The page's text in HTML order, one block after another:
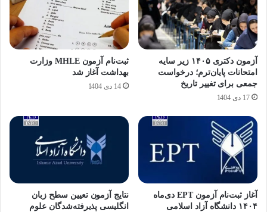
آزمون دکتری ۱۴۰۵ زیر سایه
امتحانات پایان‌ترم؛ درخواست
جمعی برای تغییر تاریخ
17 دی 1404
ثبت‌نام آزمون MHLE وزارت
بهداشت آغاز شد
14 دی 1404
آغاز ثبت‌نام آزمون EPT دی‌ماه
۱۴۰۴ دانشگاه آزاد اسلامی
نتایج آزمون تعیین سطح زبان
انگلیسی پذیرفته‌شدگان علوم